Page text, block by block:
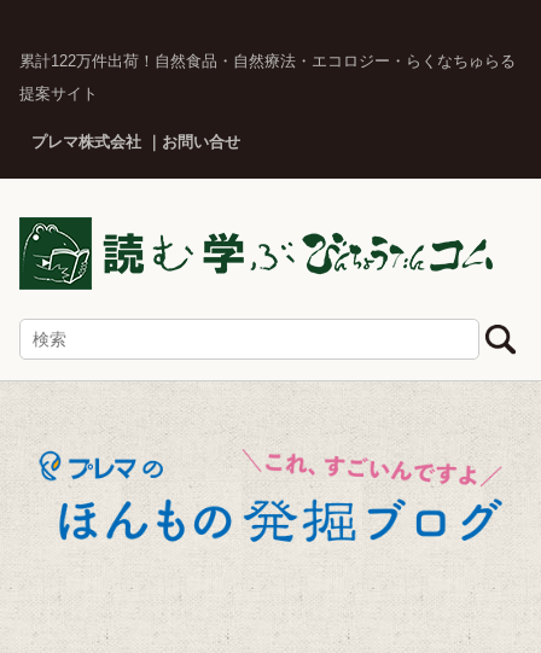
累計122万件出荷！自然食品・自然療法・エコロジー・らくなちゅらる
提案サイト
プレマ株式会社 お問い合せ